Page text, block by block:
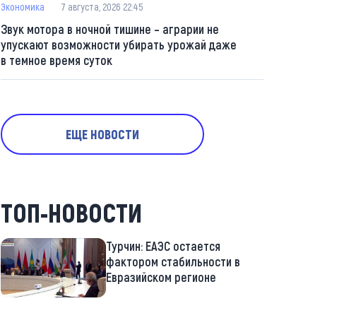
Экономика 7 августа, 2026 22:45
Звук мотора в ночной тишине – аграрии не
упускают возможности убирать урожай даже
в темное время суток
ЕЩЕ НОВОСТИ
ТОП-НОВОСТИ
Турчин: ЕАЭС остается
фактором стабильности в
Евразийском регионе